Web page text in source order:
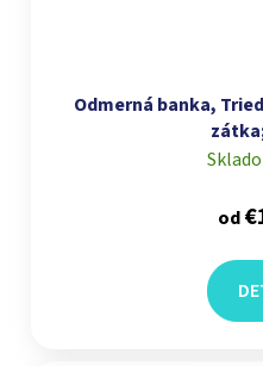
Odmerná banka,
od